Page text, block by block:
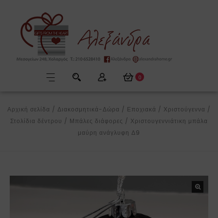
0
Αρχική σελίδα / Διακοσμητικά-Δώρα / Εποχιακά / Χριστούγεννα /
Στολίδια δέντρου / Μπάλες διάφορες / Χριστουγεννιάτικη μπάλα
μαύρη ανάγλυφη Δ9